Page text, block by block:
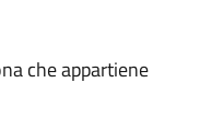
che appartiene